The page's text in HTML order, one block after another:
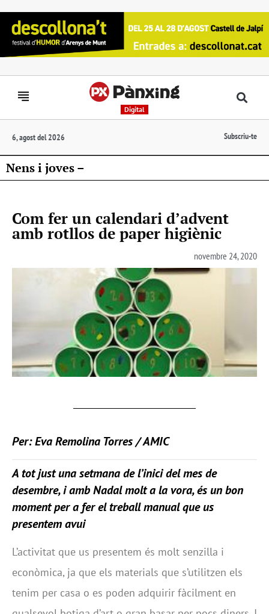
Digital
6, agost del 2026 Subscriu-te
Nens i joves –
Com fer un calendari d’advent
amb rotllos de paper higiènic
novembre 24, 2020
Per: Eva Remolina Torres / AMIC
A tot just una setmana de l’inici del mes de
desembre, i amb Nadal molt a la vora, és un bon
moment per a fer el treball manual que us
presentem avui
L’activitat que us presentem és molt senzilla i
econòmica, ja que els materials que s’utilitzen els
tenim per casa o es poden adquirir fàcilment en